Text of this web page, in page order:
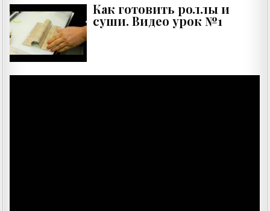
Как готовить роллы и
суши. Видео урок №1